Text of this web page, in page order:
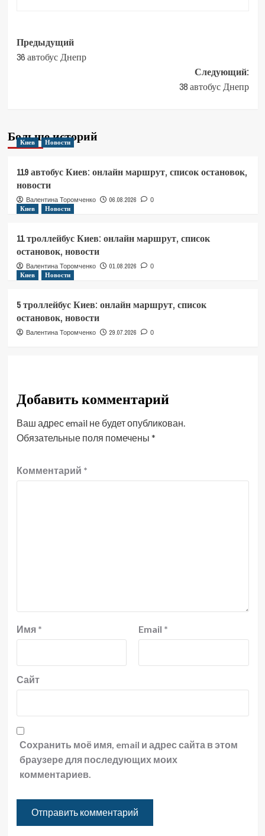
Навигация
записи
Предыдущий
36 автобус Днепр
Следующий:
38 автобус Днепр
Больше историй
Киев Новости
119 автобус Киев: онлайн маршрут, список остановок,
новости
Валентина Торомченко 06.08.2026 0
Киев Новости
11 троллейбус Киев: онлайн маршрут, список
остановок, новости
Валентина Торомченко 01.08.2026 0
Киев Новости
5 троллейбус Киев: онлайн маршрут, список
остановок, новости
Валентина Торомченко 29.07.2026 0
Добавить комментарий
Ваш адрес email не будет опубликован.
Обязательные поля помечены *
Комментарий *
Имя * Email *
Сайт
Сохранить моё имя, email и адрес сайта в этом
браузере для последующих моих
комментариев.